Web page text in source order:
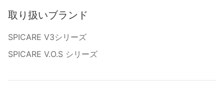
取り扱いブランド
SPICARE V3シリーズ
SPICARE V.O.S シリーズ